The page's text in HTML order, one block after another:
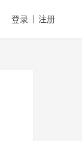
登录 注册